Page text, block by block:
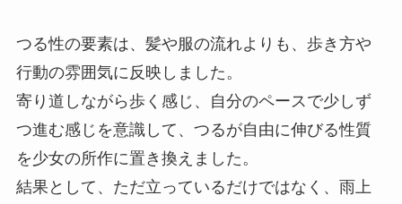
つる性の要素は、髪や服の流れよりも、歩き方や
行動の雰囲気に反映しました。
寄り道しながら歩く感じ、自分のペースで少しず
つ進む感じを意識して、つるが自由に伸びる性質
を少女の所作に置き換えました。
結果として、ただ立っているだけではなく、雨上